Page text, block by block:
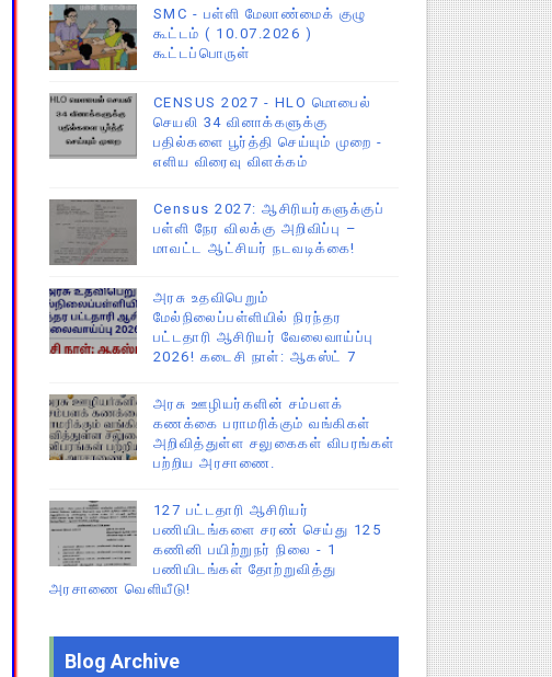
SMC - பள்ளி மேலாண்மைக் குழு
கூட்டம் ( 10.07.2026 )
கூட்டப்பொருள்
CENSUS 2027 - HLO மொபைல்
செயலி 34 வினாக்களுக்கு
பதில்களை பூர்த்தி செய்யும் முறை -
எளிய விரைவு விளக்கம்
Census 2027: ஆசிரியர்களுக்குப்
பள்ளி நேர விலக்கு அறிவிப்பு –
மாவட்ட ஆட்சியர் நடவடிக்கை!
அரசு உதவிபெறும்
மேல்நிலைப்பள்ளியில் நிரந்தர
பட்டதாரி ஆசிரியர் வேலைவாய்ப்பு
2026! கடைசி நாள்: ஆகஸ்ட் 7
அரசு ஊழியர்களின் சம்பளக்
கணக்கை பராமரிக்கும் வங்கிகள்
அறிவித்துள்ள சலுகைகள் விபரங்கள்
பற்றிய அரசாணை.
127 பட்டதாரி ஆசிரியர்
பணியிடங்களை சரண் செய்து 125
கணினி பயிற்றுநர் நிலை - 1
பணியிடங்கள் தோற்றுவித்து
அரசாணை வெளியீடு!
Blog Archive